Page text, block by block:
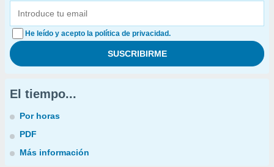
He leído y acepto la política de privacidad.
El tiempo...
Por horas
PDF
Más información